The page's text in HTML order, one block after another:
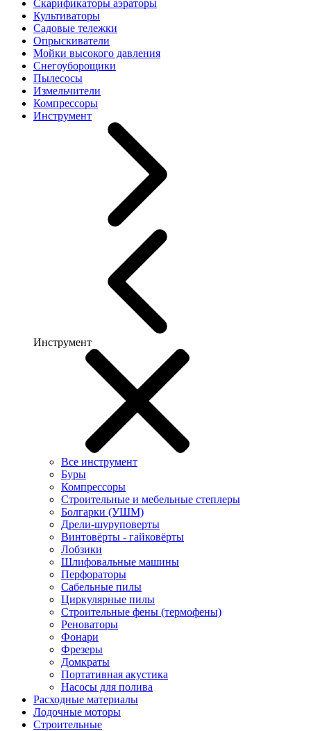
Скарификаторы аэраторы
Культиваторы
Садовые тележки
Опрыскиватели
Мойки высокого давления
Снегоуборощики
Пылесосы
Измельчители
Компрессоры
Инструмент
Инструмент
Все инструмент
Буры
Компрессоры
Строительные и мебельные степлеры
Болгарки (УШМ)
Дрели-шуруповерты
Винтовёрты - гайковёрты
Лобзики
Шлифовальные машины
Перфораторы
Сабельные пилы
Циркулярные пилы
Строительные фены (термофены)
Реноваторы
Фонари
Фрезеры
Домкраты
Портативная акустика
Насосы для полива
Расходные материалы
Лодочные моторы
Строительные